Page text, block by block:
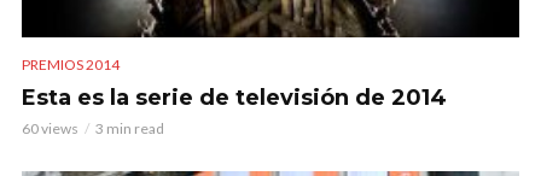
PREMIOS 2014
Esta es la serie de televisión de 2014
60 views 3 min read